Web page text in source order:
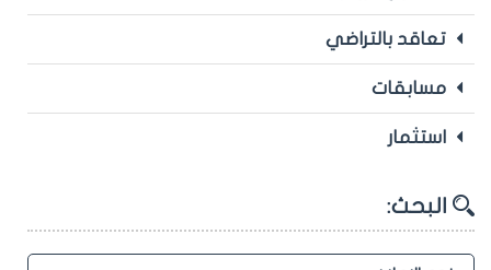
تعاقد بالتراضي
مسابقات
استثمار
البحث: